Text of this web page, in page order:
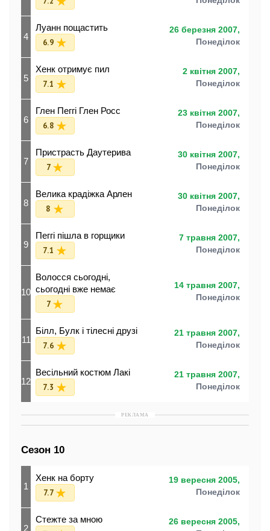
4
Луанн пощастить
6.9
26 березня 2007,
Понеділок
5
Хенк отримує пил
7.1
2 квітня 2007,
Понеділок
6
Глен Пеггі Глен Росс
6.8
23 квітня 2007,
Понеділок
7
Пристрасть Даутерива
7
30 квітня 2007,
Понеділок
8
Велика крадіжка Арлен
8
30 квітня 2007,
Понеділок
9
Пеггі пішла в горщики
7.1
7 травня 2007,
Понеділок
10
Волосся сьогодні,
сьогодні вже немає
7
14 травня 2007,
Понеділок
11
Білл, Булк і тілесні друзі
7.6
21 травня 2007,
Понеділок
12
Весільний костюм Лакі
7.3
21 травня 2007,
Понеділок
РЕКЛАМА
Сезон 10
1
Хенк на борту
7.7
19 вересня 2005,
Понеділок
2
Стежте за мною
26 вересня 2005,